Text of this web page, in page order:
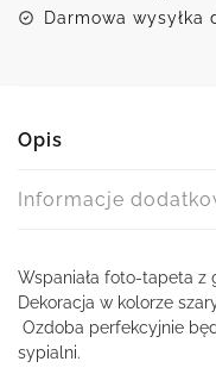
Darmowa wysyłka
Opis
Informacje
Wspaniała foto-tapeta z
Dekoracja w kolorze
Ozdoba perfekcyjnie
sypialni.